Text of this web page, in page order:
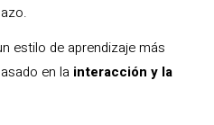
estilo de aprendizaje más
en la interacción y la